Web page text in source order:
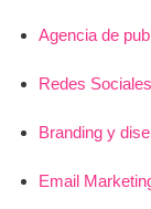
Agencia de
Redes
Branding y
Email